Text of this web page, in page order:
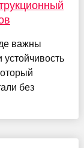
важны
устойчивость
без